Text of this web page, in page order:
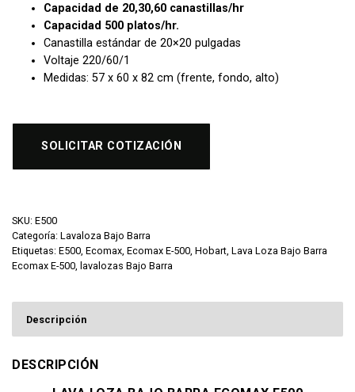
Capacidad de 20,30,60 canastillas/hr
Capacidad 500 platos/hr.
Canastilla estándar de 20×20 pulgadas
Voltaje 220/60/1
Medidas: 57 x 60 x 82 cm (frente, fondo, alto)
SOLICITAR COTIZACIÓN
SKU: E500
Categoría: Lavaloza Bajo Barra
Etiquetas: E500, Ecomax, Ecomax E-500, Hobart, Lava Loza Bajo Barra
Ecomax E-500, lavalozas Bajo Barra
Descripción
DESCRIPCIÓN